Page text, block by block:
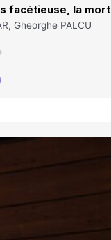
facétieuse, la mort
Gheorghe PALCU